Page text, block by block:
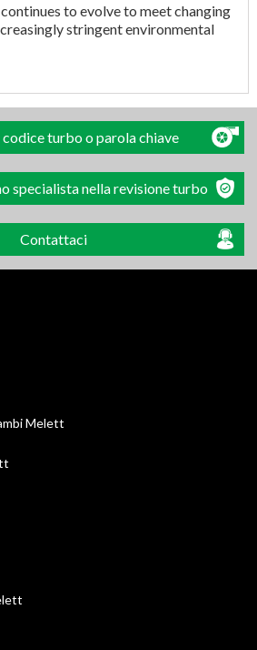
to evolve to meet changing
stringent environmental
codice turbo o parola chiave
specialista nella revisione turbo
Contattaci
Melett